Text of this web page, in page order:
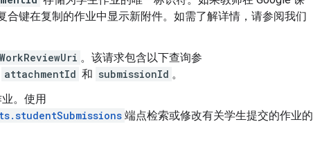
合键在复制的作业中显示新附件。如需了解详情，请参阅我们
。该请求包含以下查询参
attachmentId 和 submissionId 。
。使用
端点检索或修改有关学生提交的作业的